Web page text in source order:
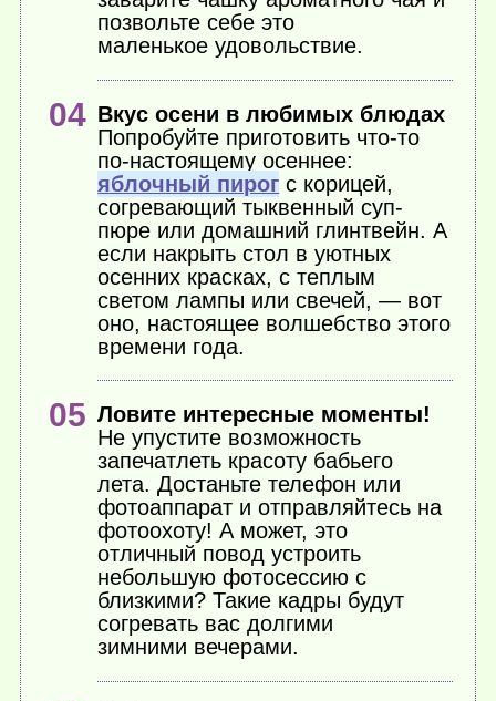
позвольте себе это
маленькое удовольствие.
Вкус осени в любимых блюдах
Попробуйте приготовить что-то
по-настоящему осеннее:
яблочный пирог с корицей,
согревающий тыквенный суп-
пюре или домашний глинтвейн. А
если накрыть стол в уютных
осенних красках, с теплым
светом лампы или свечей, — вот
оно, настоящее волшебство этого
времени года.
Ловите интересные моменты!
Не упустите возможность
запечатлеть красоту бабьего
лета. Достаньте телефон или
фотоаппарат и отправляйтесь на
фотоохоту! А может, это
отличный повод устроить
небольшую фотосессию с
близкими? Такие кадры будут
согревать вас долгими
зимними вечерами.